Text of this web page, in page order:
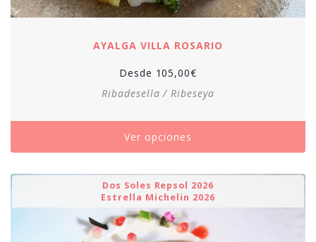
AYALGA VILLA ROSARIO
Desde 105,00€
Ribadesella / Ribeseya
Ver opciones
Dos Soles Repsol 2026
Estrella Michelin 2026